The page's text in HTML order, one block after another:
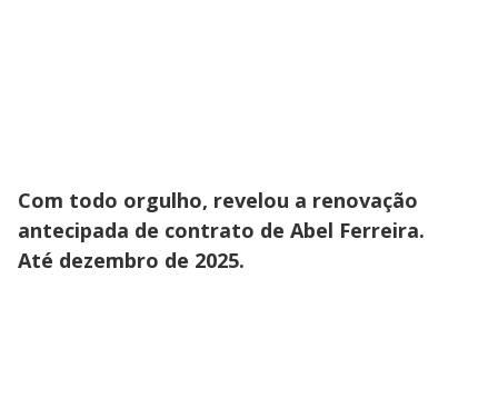
Com todo orgulho, revelou a renovação
antecipada de contrato de Abel Ferreira.
Até dezembro de 2025.